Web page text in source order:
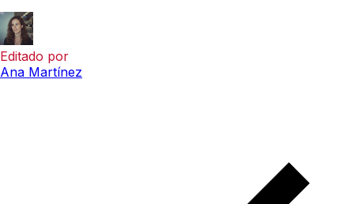
Editado por
Ana Martínez